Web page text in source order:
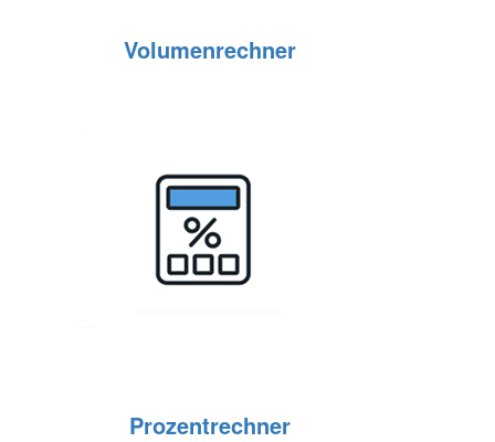
Volumenrechner
Prozentrechner